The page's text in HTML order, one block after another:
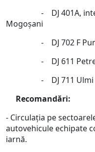
- DJ 401A,
Mogoşani
- DJ 702 F Puntea
- DJ 611 Petreşti-
- DJ 711 Ulmi –
Recomandări:
- Circulaţia pe
autovehicule echipate
iarnă.